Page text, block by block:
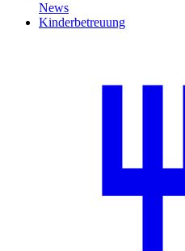
News
Kinderbetreuung